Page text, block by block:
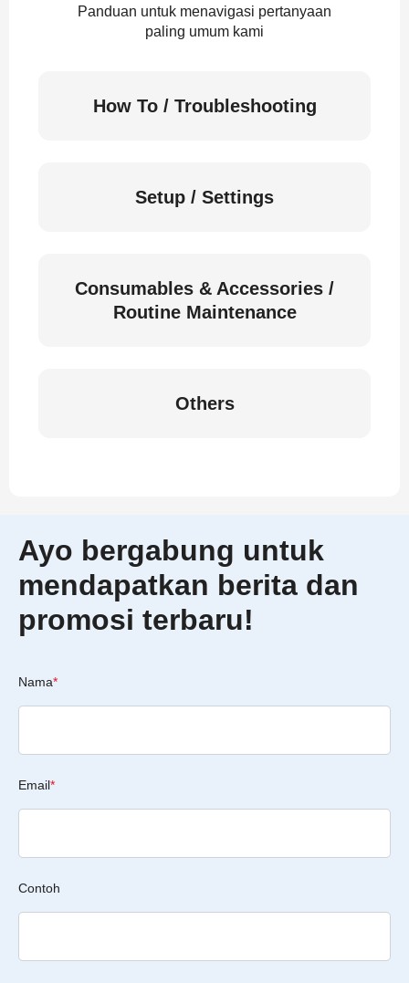
Panduan untuk menavigasi pertanyaan
paling umum kami
How To / Troubleshooting
Setup / Settings
Consumables & Accessories /
Routine Maintenance
Others
Ayo bergabung untuk
mendapatkan berita dan
promosi terbaru!
Nama*
Email*
Contoh